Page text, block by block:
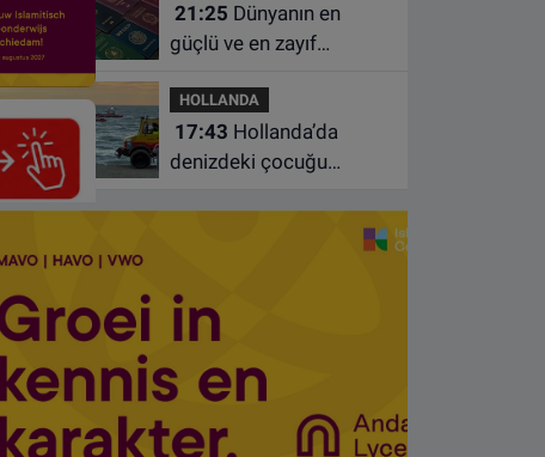
borcunuzu kontrol edin
21:25
güçlü ve en zayıf
HOLLANDA
17:43
denizdeki çocuğu